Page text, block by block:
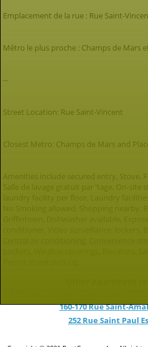
Emplacement de la rue : Rue Saint-
Métro le plus proche : Champs de Mars
--
Street Location: Rue Saint-Vincent
Closest Metro: Champs de Mars and
Amenities include secured entry, Stove,
Salle de lavage gratuit par 'tage, On-site
160-170 Rue Saint-
252 Rue Saint Paul